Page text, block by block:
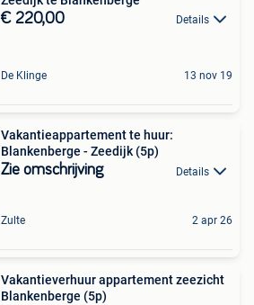
€ 220,00 Details
De Klinge 13 nov 19
Vakantieappartement te huur:
Blankenberge - Zeedijk (5p)
Zie omschrijving Details
Zulte 2 apr 26
Vakantieverhuur appartement zeezicht
Blankenberge (5p)